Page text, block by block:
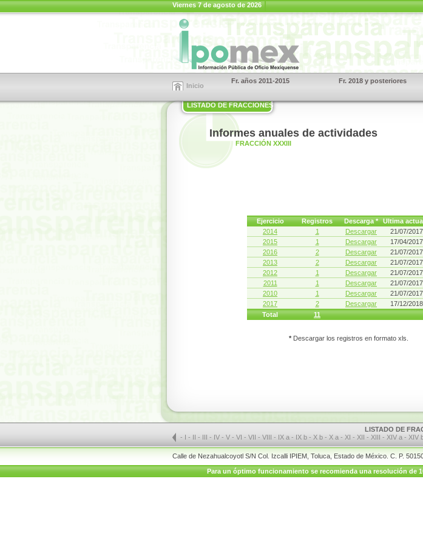
Viernes 7 de agosto de 2026
Inicio
Fr. años 2011-2015 Fr. 2018 y posteriores
LISTADO DE FRACCIONES
Informes anuales de actividades
FRACCIÓN XXXIII
Ejercicio Registros Descarga *
Ultima
2014
1 Descargar
21/07/
2015
1 Descargar
17/04/
2016
2 Descargar
21/07/
2013
2 Descargar
21/07/
2012
1 Descargar
21/07/
2011
1 Descargar
21/07/
2010
1 Descargar
21/07/
2017
2 Descargar
17/12/
Total
11
*Descargar los registros en formato xls.
LISTADO DE
- I - II - III - IV - V - VI - VII - VIII - IX a- IX b- X b- X a- XI - XII - XIII - XIV a- XIV
Calle de Nezahualcoyotl S/N Col. Izcalli IPIEM, Toluca, Estado de México. C. P.
Para un óptimo funcionamiento se recomienda una resolución de